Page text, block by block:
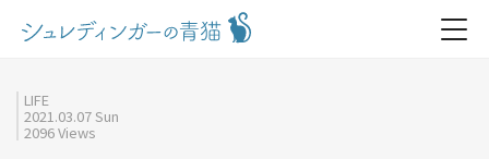
LIFE
2021.03.07 Sun
2096 Views